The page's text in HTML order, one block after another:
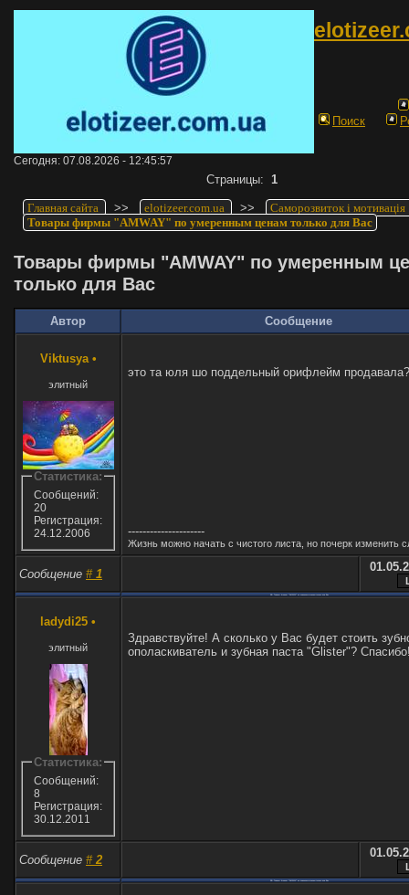
Поиск
Сегодня: 07.08.2026 - 12:45:57
Страницы: 1
Главная сайта >> elotizeer.com.ua >>
Саморозвиток і мотивація
Товары фирмы "AMWAY" по умеренным ценам только для Вас
Товары фирмы "AMWAY" по умеренным
только для Вас
Автор Сообщение
Viktusya •
элитный
Статистика:
Сообщений:
20
Регистрация:
24.12.2006
это та юля шо поддельный орифлейм
---------------------
Жизнь можно начать с чистого листа, но почерк изменить
Сообщение # 1
ladydi25 •
элитный
Статистика:
Сообщений:
8
Регистрация:
30.12.2011
Здравствуйте! А сколько у Вас будет стоить
ополаскиватель и зубная паста "Glister"?
Сообщение # 2